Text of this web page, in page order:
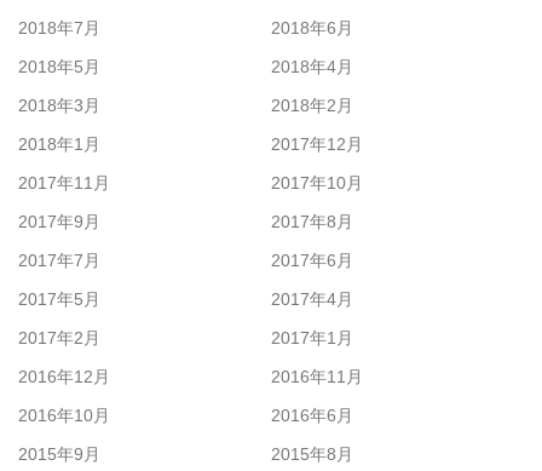
2018年7月
2018年6月
2018年5月
2018年4月
2018年3月
2018年2月
2018年1月
2017年12月
2017年11月
2017年10月
2017年9月
2017年8月
2017年7月
2017年6月
2017年5月
2017年4月
2017年2月
2017年1月
2016年12月
2016年11月
2016年10月
2016年6月
2015年9月
2015年8月